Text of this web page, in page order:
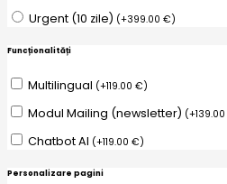
Urgent (10 zile) (+399.00 €)
Funcționalități
Multilingual (+119.00 €)
Modul Mailing (newsletter) (+139.00
Chatbot AI (+119.00 €)
Personalizare pagini